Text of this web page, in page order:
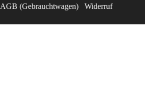
AGB (Gebrauchtwagen) Widerruf